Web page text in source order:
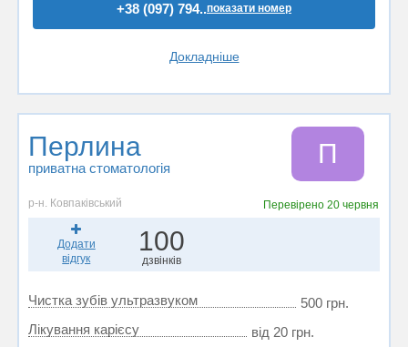
+38 (097) 794..показати номер
Докладніше
Перлина
приватна стоматологія П
р-н. Ковпаківський Перевірено20 червня
Додати
відгук
100
дзвінків
Чистка зубів ультразвуком
500 грн.
Лікування карієсу
від 20 грн.